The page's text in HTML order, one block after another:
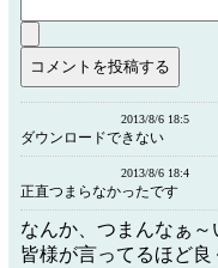
2013/8/6 18:5
ダウンロードできない
2013/8/6 18:4
正直つまらなかったです
なんか、つまんなぁ～
皆様が言ってるほど